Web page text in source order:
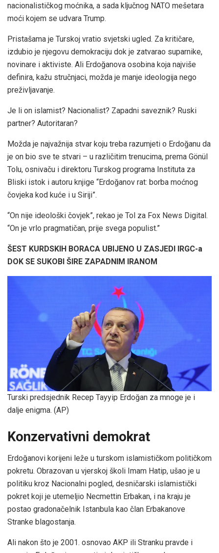
nacionalističkog moćnika, a sada ključnog NATO mešetara
moći kojem se udvara Trump.
Pristašama je Turskoj vratio svjetski ugled. Za kritičare,
izdubio je njegovu demokraciju dok je zatvarao suparnike,
novinare i aktiviste. Ali Erdoğanova osobina koja najviše
definira, kažu stručnjaci, možda je manje ideologija nego
preživljavanje.
Je li on islamist? Nacionalist? Zapadni saveznik? Ruski
partner? Autoritaran?
Možda je najvažnija stvar koju treba razumjeti o Erdoğanu da
je on bio sve te stvari – u različitim trenucima, prema Gönül
Tolu, osnivaču i direktoru Turskog programa Instituta za
Bliski istok i autoru knjige “Erdoğanov rat: borba moćnog
čovjeka kod kuće i u Siriji”.
“On nije ideološki čovjek”, rekao je Tol za Fox News Digital.
“On je vrlo pragmatičan, prije svega populist.”
ŠEST KURDSKIH BORACA UBIJENO U ZASJEDI IRGC-a
DOK SE SUKOBI ŠIRE ZAPADNIM IRANOM
Turski predsjednik Recep Tayyip Erdoğan za mnoge je i
dalje enigma. (AP)
Konzervativni demokrat
Erdoğanovi korijeni leže u turskom islamističkom političkom
pokretu. Obrazovan u vjerskoj školi Imam Hatip, ušao je u
politiku kroz Nacionalni pogled, desničarski islamistički
pokret koji je utemeljio Necmettin Erbakan, i na kraju je
postao gradonačelnik Istanbula kao član Erbakanove
Stranke blagostanja.
Ali nakon što je 2001. osnovao AKP ili Stranku pravde i